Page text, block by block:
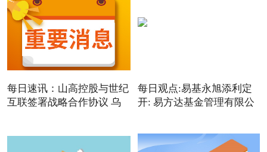
每日速讯：山高控股与世纪
互联签署战略合作协议 乌
每日观点:易基永旭添利定
开: 易方达基金管理有限公